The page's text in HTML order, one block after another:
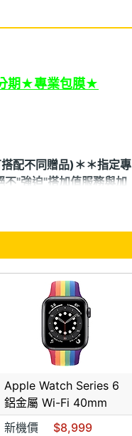
期★專業包膜★
配不同贈品)＊＊指定專
"強迫"搭加值服務與加
問辦理＊＊本公司產品
或瑕疪品)＊
依照門市現場為主
接受買貴退差價，請詳
或匯款訂金，自行下
所以部份手機價格都
型號(請確認後再下訂)
Apple Watch Series 6
鋁金屬 Wi-Fi 40mm
新機價
$8,999